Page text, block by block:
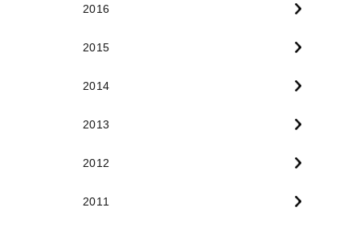
2016
2015
2014
2013
2012
2011